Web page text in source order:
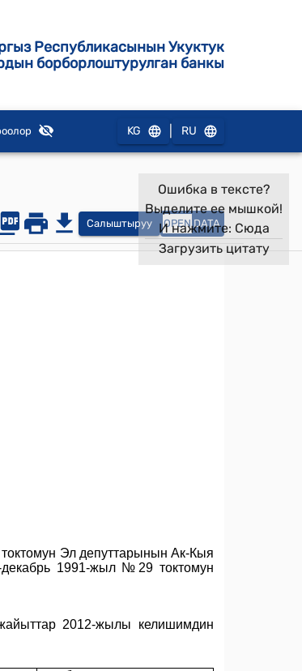
Республикасынын Укуктук
борборлоштурулган банкы
KG RU
Салыштыруу OPEN DATA
Ошибка в тексте?
Выделите ее мышкой!
И нажмите: Сюда
Загрузить цитату